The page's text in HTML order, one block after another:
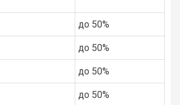
до 50%
до 50%
до 50%
до 50%